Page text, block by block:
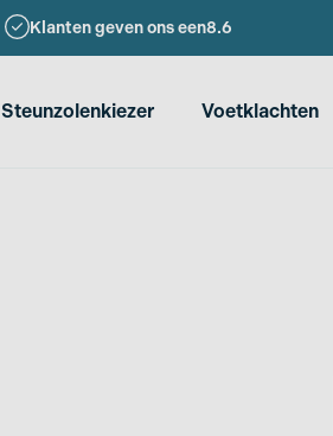
Klanten geven ons een8.6
Steunzolenkiezer Voetklachten